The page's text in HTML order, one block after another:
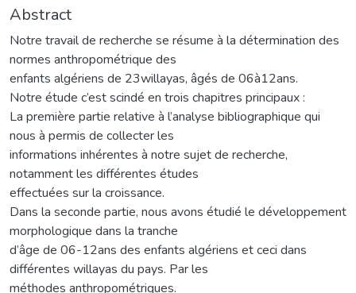
Abstract
Notre travail de recherche se résume à la détermination des
normes anthropométrique des
enfants algériens de 23willayas, âgés de 06à12ans.
Notre étude c’est scindé en trois chapitres principaux :
La première partie relative à l’analyse bibliographique qui
nous à permis de collecter les
informations inhérentes à notre sujet de recherche,
notamment les différentes études
effectuées sur la croissance.
Dans la seconde partie, nous avons étudié le développement
morphologique dans la tranche
d’âge de 06-12ans des enfants algériens et ceci dans
différentes willayas du pays. Par les
méthodes anthropométriques.